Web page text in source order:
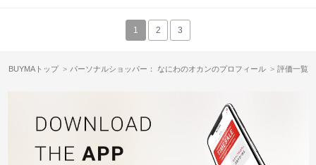
1 2 3
BUYMAトップ パーソナルショッパー： なにわのオカンのプロフィール 評価一覧